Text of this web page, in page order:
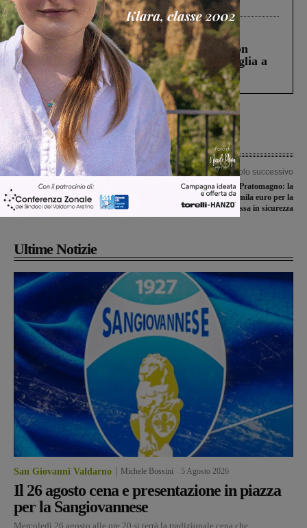
Cronaca 3 Agosto 2026
Scomparso da una struttura di Castiglion
Fiorentino l’uomo che aveva ucciso la figlia a
Levane nel 2020
Articolo precedente
Vicinanza del Calcit al suo
vicepresidente per la scomparsa della
moglie
Articolo successivo
Viabilità di accesso al Pratomagno: la
Regione stanzia 200mila euro per la
messa in sicurezza
Ultime Notizie
San Giovanni Valdarno Michele Bossini 5 Agosto 2026
Il 26 agosto cena e presentazione in piazza
per la Sangiovannese
Mercoledì 26 agosto alle ore 20 si terrà la tradizionale cena che